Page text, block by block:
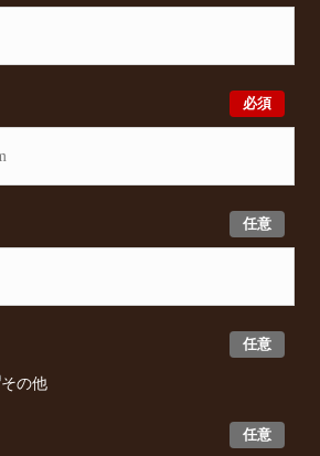
必須
任意
任意
その他
任意